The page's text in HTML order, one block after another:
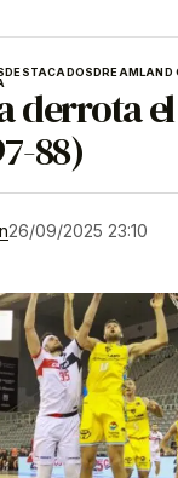
DESTACADOSDREAMLAND
derrota
88)
26/09/2025 23:10